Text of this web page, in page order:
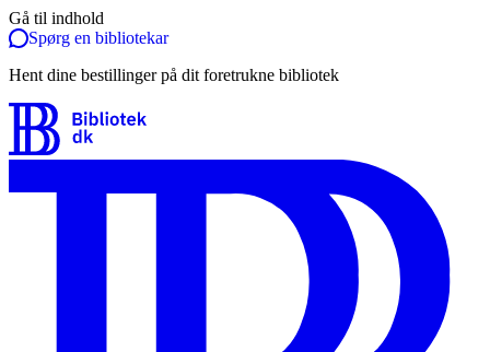
Gå til indhold
Spørg en bibliotekar
Hent dine bestillinger på dit foretrukne bibliotek